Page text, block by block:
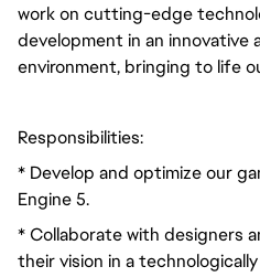
work on cutting-edge
development in an innovative
environment, bringing to life
Responsibilities:
* Develop and optimize our
Engine 5.
* Collaborate with designers
their vision in a